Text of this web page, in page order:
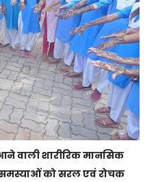
वाली शारीरिक मानसिक
को सरल एवं रोचक